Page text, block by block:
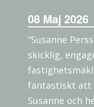
08 Maj 2026
“Susanne
skicklig,
fantastiskt att
Susanne och